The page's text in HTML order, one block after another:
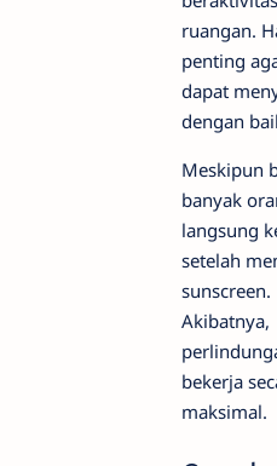
ruangan.
penting
dapat
dengan
Meskipun
banyak
langsung
setelah
sunscreen.
Akibatnya,
bekerja
maksimal.